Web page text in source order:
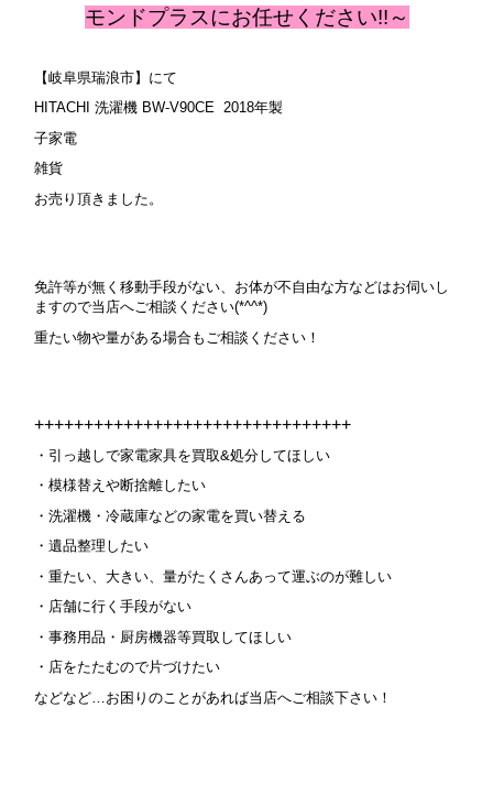
モンドプラスにお任せください!!～
【岐阜県瑞浪市】にて
HITACHI 洗濯機 BW-V90CE 2018年製
子家電
雑貨
お売り頂きました。
免許等が無く移動手段がない、お体が不自由な方などはお伺いし
ますので当店へご相談ください(*^^*)
重たい物や量がある場合もご相談ください！
++++++++++++++++++++++++++++++++
・引っ越しで家電家具を買取&処分してほしい
・模様替えや断捨離したい
・洗濯機・冷蔵庫などの家電を買い替える
・遺品整理したい
・重たい、大きい、量がたくさんあって運ぶのが難しい
・店舗に行く手段がない
・事務用品・厨房機器等買取してほしい
・店をたたむので片づけたい
などなど…お困りのことがあれば当店へご相談下さい！